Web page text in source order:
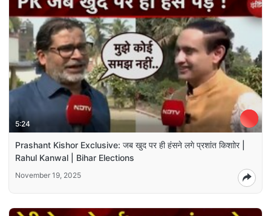
5:24
Prashant Kishor Exclusive: जब खुद पर ही हंसने लगे प्रशांत किशाोर |
Rahul Kanwal | Bihar Elections
November 19, 2025